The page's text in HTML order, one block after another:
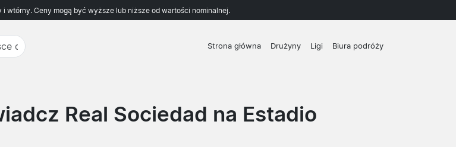
wtórny. Ceny mogą być wyższe lub niższe od wartości nominalnej.
Strona główna Drużyny Ligi Biura podróży
Real Sociedad na Estadio